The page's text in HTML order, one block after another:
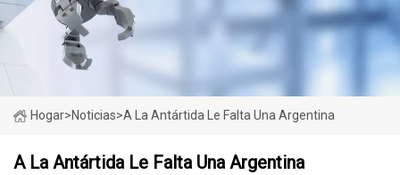
Hogar>Noticias>A La Antártida Le Falta Una Argentina
A La Antártida Le Falta Una Argentina